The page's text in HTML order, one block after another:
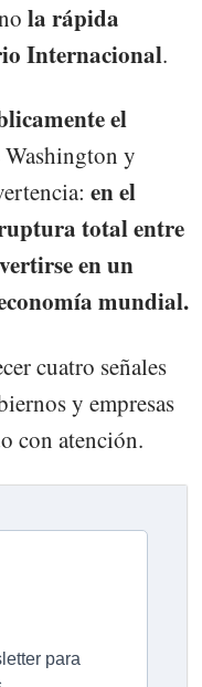
la rápida
Internacional.
el
Washington y
en el
total entre
en un
mundial.
cuatro señales
y empresas
con atención.